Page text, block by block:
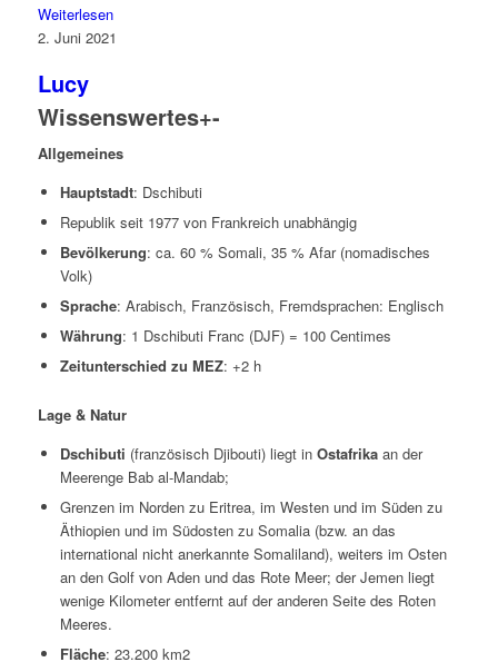
Weiterlesen
2. Juni 2021
Lucy
Wissenswertes+-
Allgemeines
Hauptstadt: Dschibuti
Republik seit 1977 von Frankreich unabhängig
Bevölkerung: ca. 60 % Somali, 35 % Afar (nomadisches
Volk)
Sprache: Arabisch, Französisch, Fremdsprachen: Englisch
Währung: 1 Dschibuti Franc (DJF) = 100 Centimes
Zeitunterschied zu MEZ: +2 h
Lage & Natur
Dschibuti (französisch Djibouti) liegt in Ostafrika an der
Meerenge Bab al-Mandab;
Grenzen im Norden zu Eritrea, im Westen und im Süden zu
Äthiopien und im Südosten zu Somalia (bzw. an das
international nicht anerkannte Somaliland), weiters im Osten
an den Golf von Aden und das Rote Meer; der Jemen liegt
wenige Kilometer entfernt auf der anderen Seite des Roten
Meeres.
Fläche: 23.200 km2